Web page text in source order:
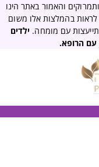
והאמור באתר הינו
לראות בהמלצות אלו משום
עם מומחה. ילדים
עם הרופא.